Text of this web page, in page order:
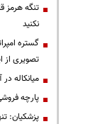
تنگه هرمز
نکنید
تصویری از ایران ۲۵
میانکاله
پارچه
پزشکیان: